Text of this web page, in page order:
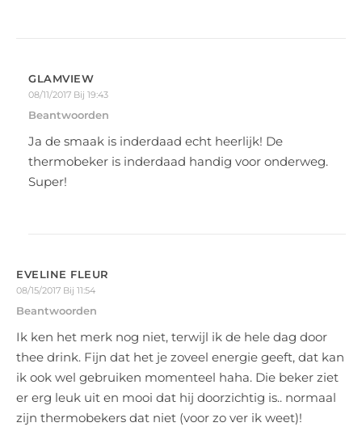
GLAMVIEW
08/11/2017 Bij 19:43
Beantwoorden
Ja de smaak is inderdaad echt heerlijk! De
thermobeker is inderdaad handig voor onderweg.
Super!
EVELINE FLEUR
08/15/2017 Bij 11:54
Beantwoorden
Ik ken het merk nog niet, terwijl ik de hele dag door
thee drink. Fijn dat het je zoveel energie geeft, dat kan
ik ook wel gebruiken momenteel haha. Die beker ziet
er erg leuk uit en mooi dat hij doorzichtig is.. normaal
zijn thermobekers dat niet (voor zo ver ik weet)!